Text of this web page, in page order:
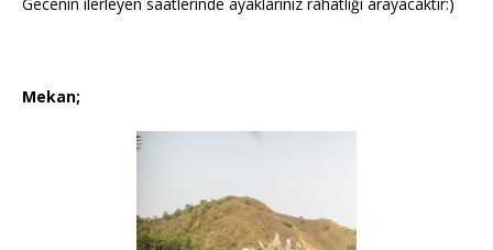
Gecenin ilerleyen saatlerinde ayaklarınız rahatlığı arayacaktır:)
Mekan;